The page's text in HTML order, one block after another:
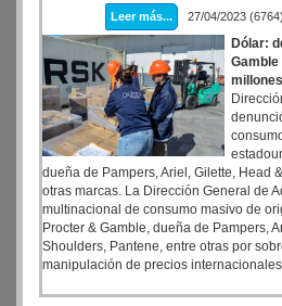
Leer más... 27/04/2023
Dólar:
dueña de Pampers, Ariel, Gilette, Head
otras marcas. La Dirección General de
multinacional de consumo masivo de
Procter & Gamble, dueña de Pampers,
Shoulders, Pantene, entre otras por
manipulación de precios